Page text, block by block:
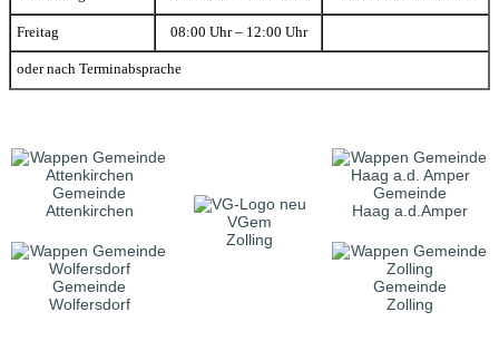
Freitag 08:00 Uhr – 12:00 Uhr
oder nach Terminabsprache
Gemeinde
Attenkirchen
VGem
Zolling
Gemeinde
Haag a.d.Amper
Gemeinde
Wolfersdorf
Gemeinde
Zolling